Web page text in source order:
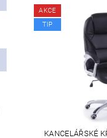
AKCE
TIP
KANCELÁŘSKÉ